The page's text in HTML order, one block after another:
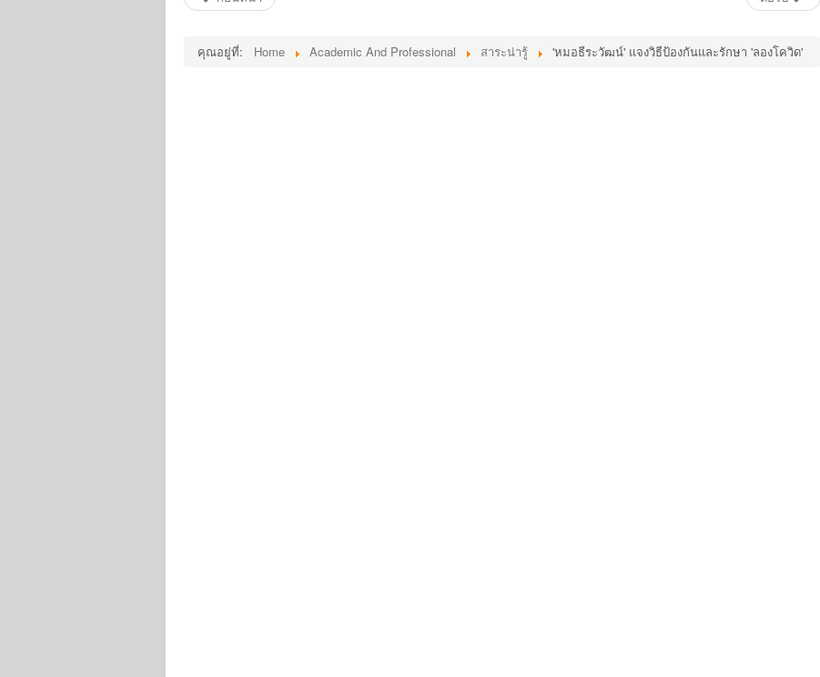
คุณอยู่ที่: Home Academic And Professional สาระน่ารู้ 'หมอธีระวัฒน์' แจงวิธีป้องกันและรักษา 'ลองโควิด'